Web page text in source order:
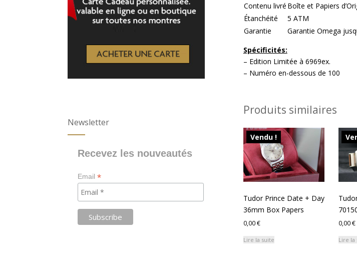
Contenu livré Boîte et Papiers
Étanchéité
5 ATM
Garantie
Garantie Omega
Spécificités:
– Edition Limitée à 6969ex.
– Numéro en-dessous de 100
Produits similaires
Vendu !
Tudor Prince Date + Day
36mm Box Papers
0,00€
Lire la suite
0,00€
Lire la
Newsletter
Recevez les nouveautés
Email*